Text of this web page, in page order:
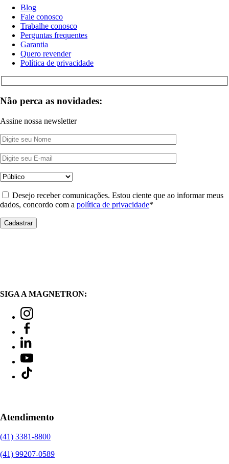
Blog
Fale conosco
Trabalhe conosco
Perguntas frequentes
Garantia
Quero revender
Política de privacidade
Não perca as novidades:
Assine nossa newsletter
Desejo receber comunicações. Estou ciente que ao informar meus
dados, concordo com a política de privacidade*
SIGA A MAGNETRON:
Atendimento
(41) 3381-8800
(41) 99207-0589